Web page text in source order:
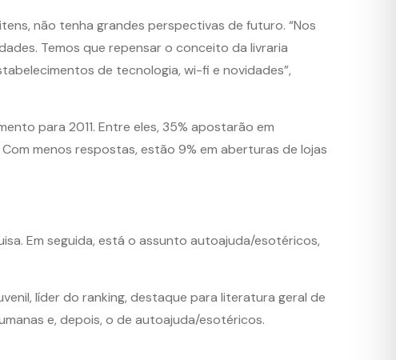
não tenha grandes perspectivas de futuro. “Nos
Temos que repensar o conceito da livraria
de tecnologia, wi-fi e novidades”,
para 2011. Entre eles, 35% apostarão em
menos respostas, estão 9% em aberturas de lojas
Em seguida, está o assunto autoajuda/esotéricos,
líder do ranking, destaque para literatura geral de
e, depois, o de autoajuda/esotéricos.